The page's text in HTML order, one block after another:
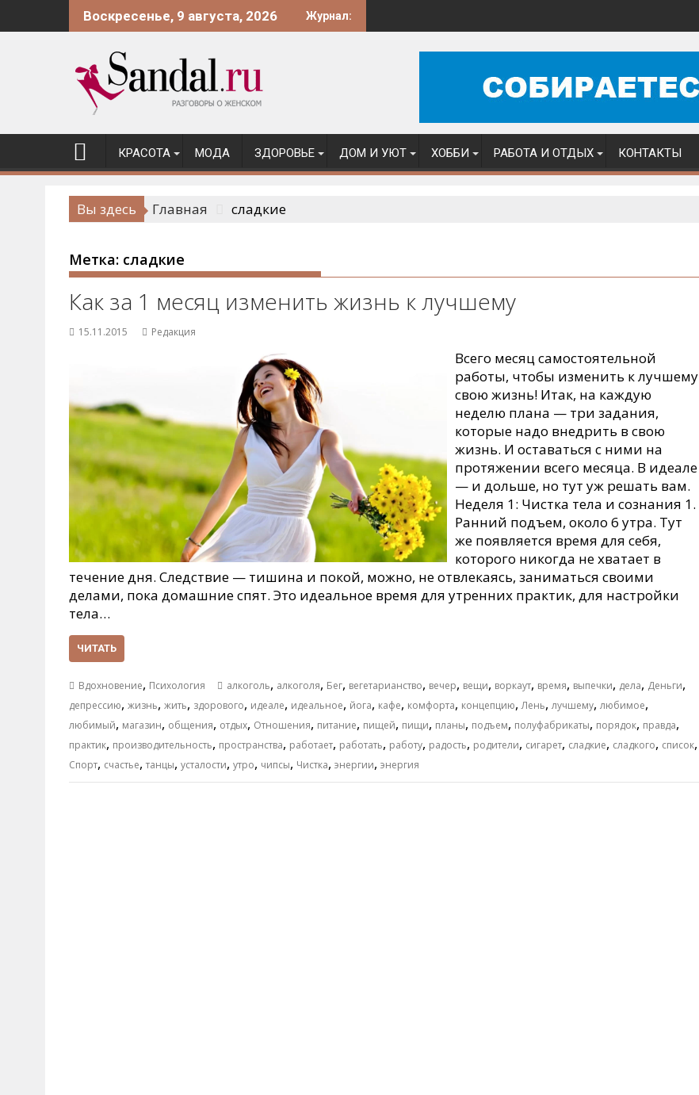
Воскресенье, 9 августа, 2026 Журнал:
КРАСОТА МОДА ЗДОРОВЬЕ ДОМ И УЮТ ХОББИ РАБОТА И ОТДЫХ КОНТАКТЫ
Вы здесь Главная сладкие
Метка: сладкие
Как за 1 месяц изменить жизнь к лучшему
15.11.2015 Редакция
Всего месяц самостоятельной
работы, чтобы изменить к лучшему
свою жизнь! Итак, на каждую
неделю плана — три задания,
которые надо внедрить в свою
жизнь. И оставаться с ними на
протяжении всего месяца. В идеале
— и дольше, но тут уж решать вам.
Неделя 1: Чистка тела и сознания 1.
Ранний подъем, около 6 утра. Тут
же появляется время для себя,
которого никогда не хватает в
течение дня. Следствие — тишина и покой, можно, не отвлекаясь, заниматься своими
делами, пока домашние спят. Это идеальное время для утренних практик, для настройки
тела…
ЧИТАТЬ
Вдохновение, Психология алкоголь, алкоголя, Бег, вегетарианство, вечер, вещи, воркаут, время, выпечки, дела, Деньги,
депрессию, жизнь, жить, здорового, идеале, идеальное, йога, кафе, комфорта, концепцию,Лень, лучшему, любимое,
любимый, магазин, общения, отдых, Отношения, питание, пищей, пищи, планы, подъем, полуфабрикаты, порядок, правда,
практик, производительность, пространства, работает, работать, работу, радость, родители, сигарет, сладкие, сладкого, список,
Спорт, счастье, танцы, усталости, утро, чипсы, Чистка, энергии, энергия